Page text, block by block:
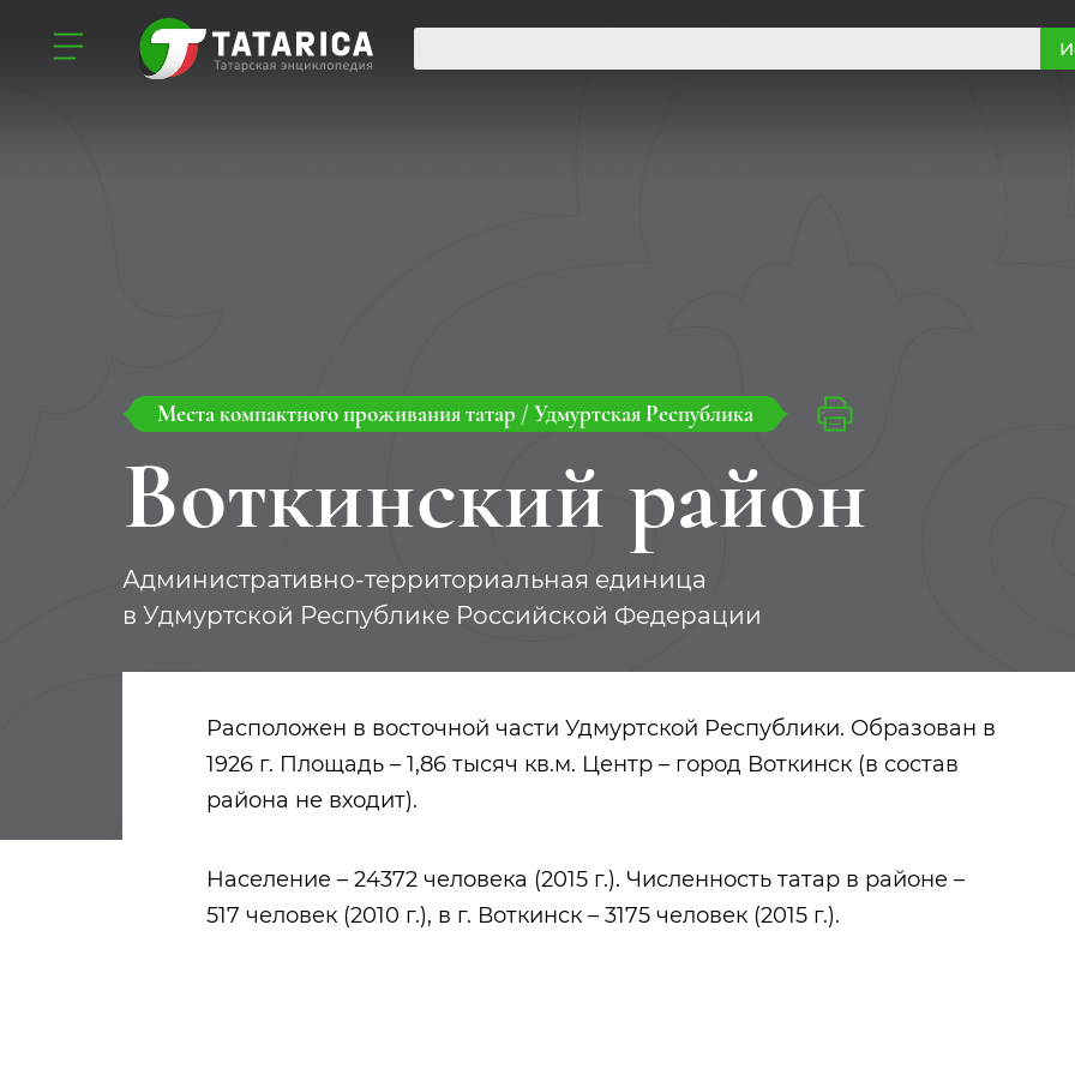
Места компактного проживания татар / Удмуртская Республика
Воткинский район
Административно-территориальная единица
в Удмуртской Республике Российской Федерации
Расположен в восточной части Удмуртской Республики. Образован в
1926 г. Площадь – 1,86 тысяч кв.м. Центр – город Воткинск (в состав
района не входит).
Население – 24372 человека (2015 г.). Численность татар в районе –
517 человек (2010 г.), в г. Воткинск – 3175 человек (2015 г.).